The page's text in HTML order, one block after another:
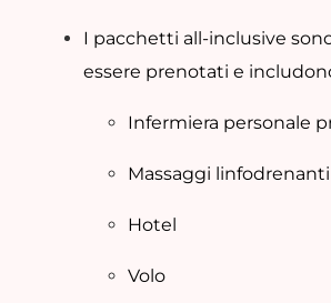
I pacchetti all-inclusive
essere prenotati e
Infermiera personale
Massaggi linfodrenanti
Hotel
Volo